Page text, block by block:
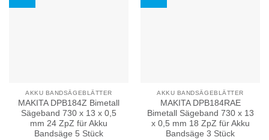
AKKU BANDSÄGEBLÄTTER
MAKITA DPB184Z Bimetall
Sägeband 730 x 13 x 0,5
mm 24 ZpZ für Akku
Bandsäge 5 Stück
AKKU BANDSÄGEBLÄTTER
MAKITA DPB184RAE
Bimetall Sägeband 730 x 13
x 0,5 mm 18 ZpZ für Akku
Bandsäge 3 Stück